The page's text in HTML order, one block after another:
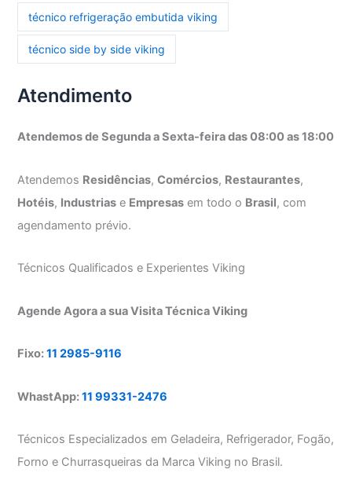
técnico refrigeração embutida viking
técnico side by side viking
Atendimento
Atendemos de Segunda a Sexta-feira das 08:00 as 18:00
Atendemos Residências,Comércios, Restaurantes,
Hotéis, Industrias e Empresas em todo o Brasil, com
agendamento prévio.
Técnicos Qualificados e Experientes Viking
Agende Agora a sua Visita Técnica Viking
Fixo:11 2985-9116
WhastApp:11 99331-2476
Técnicos Especializados em Geladeira, Refrigerador, Fogão,
Forno e Churrasqueiras da Marca Viking no Brasil.